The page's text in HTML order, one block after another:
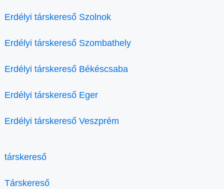
Erdélyi társkereső Szolnok
Erdélyi társkereső Szombathely
Erdélyi társkereső Békéscsaba
Erdélyi társkereső Eger
Erdélyi társkereső Veszprém
társkereső
Társkereső